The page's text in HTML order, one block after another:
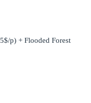
p) + Flooded Forest